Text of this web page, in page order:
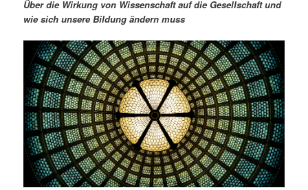
r
e
n
I
n
d
ä
r
e
n
n
a
a
t
i
o
n
Über die Wirkung von Wissenschaft auf die Gesellschaft und
wie sich unsere Bildung ändern muss